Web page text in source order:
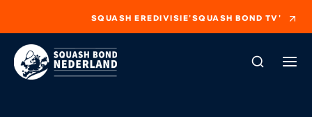
SQUASH EREDIVISIE'SQUASH BOND TV'